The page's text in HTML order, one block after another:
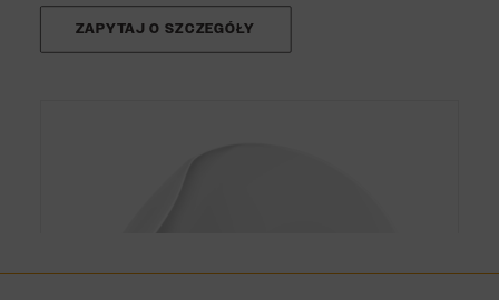
ZAPYTAJ O SZCZEGÓŁY